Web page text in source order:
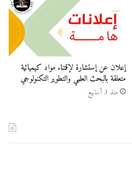
إعلان عن إستشارة لإقتناء مواد كيميائية
متعلقة بالبحث العلمي والتطوير التكنولوجي
منذ 3 أسابيع